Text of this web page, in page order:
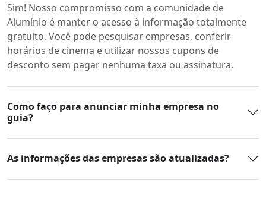
Sim! Nosso compromisso com a comunidade de
Alumínio é manter o acesso à informação totalmente
gratuito. Você pode pesquisar empresas, conferir
horários de cinema e utilizar nossos cupons de
desconto sem pagar nenhuma taxa ou assinatura.
Como faço para anunciar minha empresa no
guia?
As informações das empresas são atualizadas?